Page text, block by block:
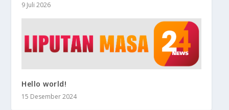
9 Juli 2026
Hello world!
15 Desember 2024